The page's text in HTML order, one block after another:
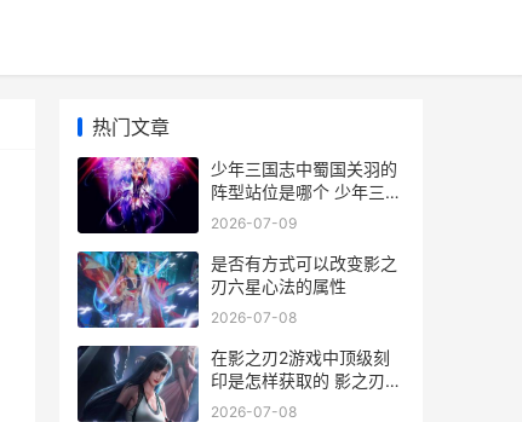
热门文章
少年三国志中蜀国关羽的
阵型站位是哪个 少年三国
志中蜀国最强阵容如何培
2026-07-09
是否有方式可以改变影之
刃六星心法的属性
2026-07-08
在影之刃2游戏中顶级刻
印是怎样获取的 影之刃
2ex
2026-07-08